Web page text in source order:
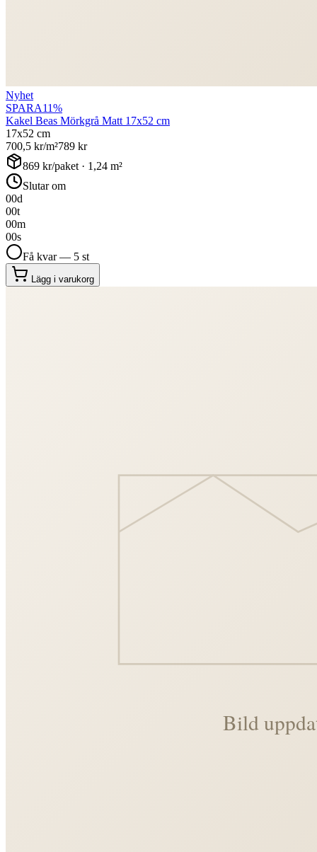
Nyhet
SPARA11%
Kakel Beas Mörkgrå Matt 17x52 cm
17x52 cm
700,5 kr/m²789 kr
869 kr/paket · 1,24 m²
Slutar om
00d
00t
00m
00s
Få kvar — 5 st
Lägg i varukorg